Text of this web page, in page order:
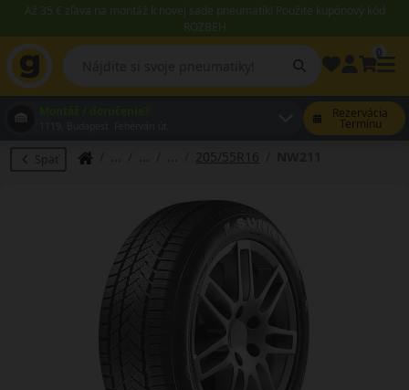
Až 35 € zľava na montáž k novej sade pneumatík! Použite kupónový kód
ROZBEH
Rezervácia
Termínu
Späť 205/55R16